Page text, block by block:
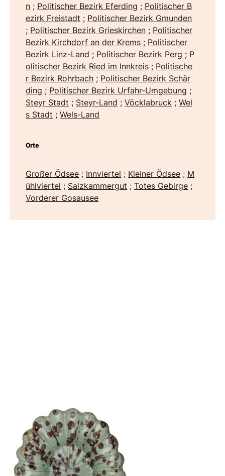
n ; Politischer Bezirk Eferding ; Politischer B
ezirk Freistadt ; Politischer Bezirk Gmunden
; Politischer Bezirk Grieskirchen ; Politischer
Bezirk Kirchdorf an der Krems ; Politischer
Bezirk Linz-Land ; Politischer Bezirk Perg ; P
olitischer Bezirk Ried im Innkreis ; Politische
r Bezirk Rohrbach ; Politischer Bezirk Schär
ding ; Politischer Bezirk Urfahr-Umgebung ;
Steyr Stadt ; Steyr-Land ;Vöcklabruck ;Wel
s Stadt ;Wels-Land
Orte
Großer Ödsee ; Innviertel ; Kleiner Ödsee ; M
ühlviertel ; Salzkammergut ;Totes Gebirge ;
Vorderer Gosausee